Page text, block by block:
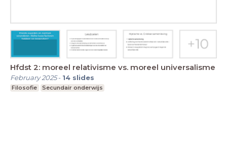
Hfdst 2: moreel relativisme vs. moreel universalisme
February 2025- 14 slides
Filosofie Secundair onderwijs